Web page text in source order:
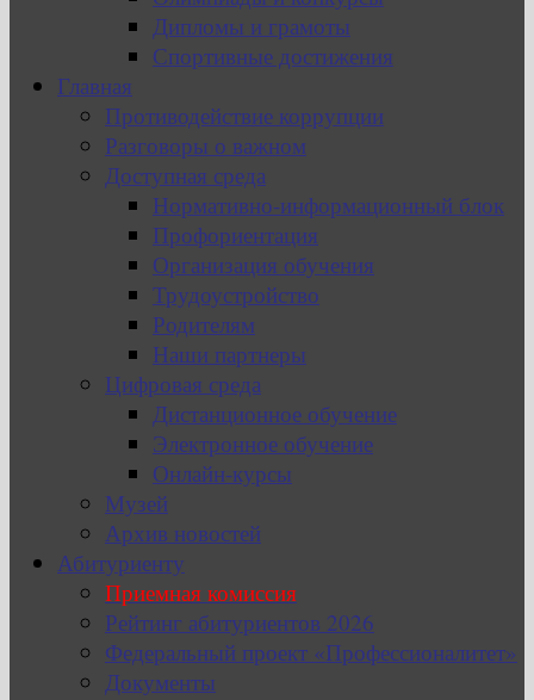
Дипломы и грамоты
Спортивные достижения
Главная
Противодействие коррупции
Разговоры о важном
Доступная среда
Нормативно-информационный блок
Профориентация
Организация обучения
Трудоустройство
Родителям
Наши партнеры
Цифровая среда
Дистанционное обучение
Электронное обучение
Онлайн-курсы
Музей
Архив новостей
Абитуриенту
Приемная комиссия
Рейтинг абитуриентов 2026
Федеральный проект «Профессионалитет»
Документы